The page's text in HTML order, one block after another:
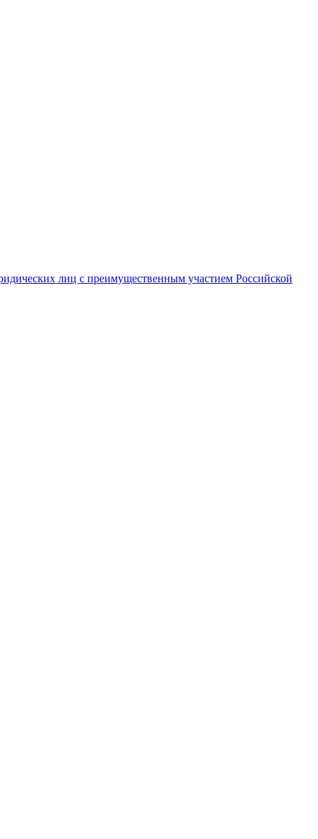
лиц с преимущественным участием Российской